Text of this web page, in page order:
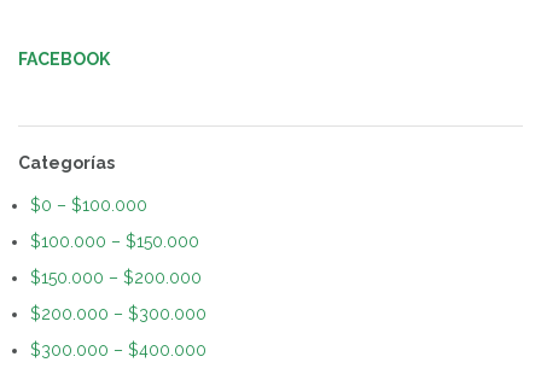
de
FACEBOOK
Categorías
$0 – $100.000
$100.000 – $150.000
$150.000 – $200.000
$200.000 – $300.000
$300.000 – $400.000